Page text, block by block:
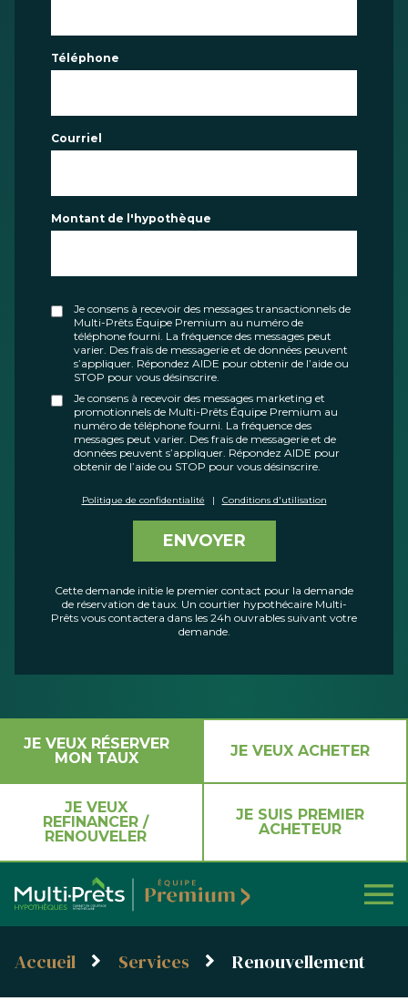
Téléphone
Courriel
Montant de l'hypothèque
Je consens à recevoir des messages transactionnels de
Multi-Prêts Équipe Premium au numéro de
téléphone fourni. La fréquence des messages peut
varier. Des frais de messagerie et de données peuvent
s’appliquer. Répondez AIDE pour obtenir de l’aide ou
STOP pour vous désinscrire.
Je consens à recevoir des messages marketing et
promotionnels de Multi-Prêts Équipe Premium au
numéro de téléphone fourni. La fréquence des
messages peut varier. Des frais de messagerie et de
données peuvent s’appliquer. Répondez AIDE pour
obtenir de l’aide ou STOP pour vous désinscrire.
Politique de confidentialité | Conditions d'utilisation
ENVOYER
Cette demande initie le premier contact pour la demande
de réservation de taux. Un courtier hypothécaire Multi-
Prêts vous contactera dans les 24h ouvrables suivant votre
demande.
JE VEUX RÉSERVER
MON TAUX
JE VEUX ACHETER
JE VEUX
REFINANCER /
RENOUVELER
JE SUIS PREMIER
ACHETEUR
Accueil Services Renouvellement